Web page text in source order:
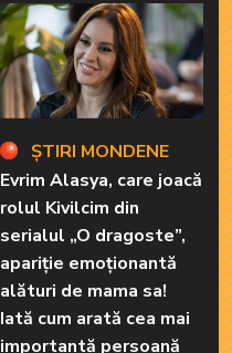
ȘTIRI MONDENE
Evrim Alasya, care joacă
rolul Kivilcim din
serialul „O dragoste”,
apariție emoționantă
alături de mama sa!
Iată cum arată cea mai
importantă persoană